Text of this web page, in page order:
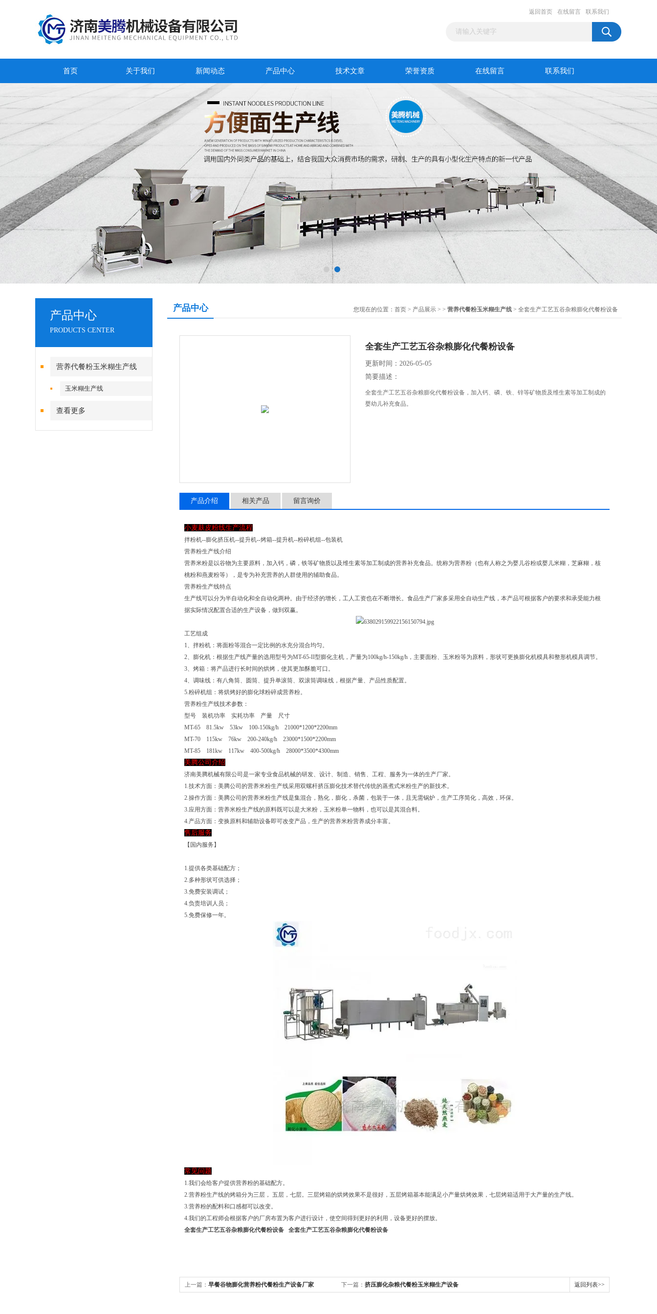
返回首页 在线留言 联系我们
首页 关于我们 新闻动态 产品中心 技术文章 荣誉资质 在线留言 联系我们
产品中心
PRODUCTS CENTER
营养代餐粉玉米糊生产线
玉米糊生产线
查看更多
产品中心 您现在的位置： 首页 > 产品展示 > > 营养代餐粉玉米糊生产线 > 全套生产工艺五谷杂粮膨化代餐粉设备
全套生产工艺五谷杂粮膨化代餐粉设备
更新时间：2026-05-05
简要描述：
全套生产工艺五谷杂粮膨化代餐粉设备，加入钙、磷、铁、锌等矿物质及维生素等加工制成的
婴幼儿补充食品。
产品介绍 相关产品 留言询价
小麦麸皮粉线生产流程
拌粉机--膨化挤压机--提升机--烤箱--提升机--粉碎机组--包装机
营养粉生产线介绍
营养米粉是以谷物为主要原料，加入钙，磷，铁等矿物质以及维生素等加工制成的营养补充食品。统称为营养粉（也有人称之为婴儿谷粉或婴儿米糊，芝麻糊，核
桃粉和燕麦粉等），是专为补充营养的人群使用的辅助食品。
营养粉生产线特点
生产线可以分为半自动化和全自动化两种。由于经济的增长，工人工资也在不断增长。食品生产厂家多采用全自动生产线，本产品可根据客户的要求和承受能力根
据实际情况配置合适的生产设备，做到双赢。
工艺组成
1、拌粉机：将面粉等混合一定比例的水充分混合均匀。
2、膨化机：根据生产线产量的选用型号为MT-65-II型膨化主机，产量为100kg/h-150kg/h，主要面粉、玉米粉等为原料，形状可更换膨化机模具和整形机模具调节。
3、烤箱：将产品进行长时间的烘烤，使其更加酥脆可口。
4、调味线：有八角筒、圆筒、提升单滚筒、双滚筒调味线，根据产量、产品性质配置。
5.粉碎机组：将烘烤好的膨化球粉碎成营养粉。
营养粉生产线技术参数：
型号 装机功率 实耗功率 产量 尺寸
MT-65 81.5kw 53kw 100-150kg/h 21000*1200*2200mm
MT-70 115kw 76kw 200-240kg/h 23000*1500*2200mm
MT-85 181kw 117kw 400-500kg/h 28000*3500*4300mm
美腾公司介绍
济南美腾机械有限公司是一家专业食品机械的研发、设计、制造、销售、工程、服务为一体的生产厂家。
1.技术方面：美腾公司的营养米粉生产线采用双螺杆挤压膨化技术替代传统的蒸煮式米粉生产的新技术。
2.操作方面：美腾公司的营养米粉生产线是集混合，熟化，膨化，杀菌，包装于一体，且无需锅炉，生产工序简化，高效，环保。
3.应用方面：营养米粉生产线的原料既可以是大米粉，玉米粉单一物料，也可以是其混合料。
4.产品方面：变换原料和辅助设备即可改变产品，生产的营养米粉营养成分丰富。
售后服务
【国内服务】
1.提供各类基础配方；
2.多种形状可供选择；
3.免费安装调试；
4.负责培训人员；
5.免费保修一年。
常见问题
1.我们会给客户提供营养粉的基础配方。
2.营养粉生产线的烤箱分为三层， 五层，七层。三层烤箱的烘烤效果不是很好，五层烤箱基本能满足小产量烘烤效果，七层烤箱适用于大产量的生产线。
3.营养粉的配料和口感都可以改变。
4.我们的工程师会根据客户的厂房布置为客户进行设计，使空间得到更好的利用，设备更好的摆放。
全套生产工艺五谷杂粮膨化代餐粉设备
全套生产工艺五谷杂粮膨化代餐粉设备
上一篇： 早餐谷物膨化营养粉代餐粉生产设备厂家 下一篇： 挤压膨化杂粮代餐粉玉米糊生产设备 返回列表>>